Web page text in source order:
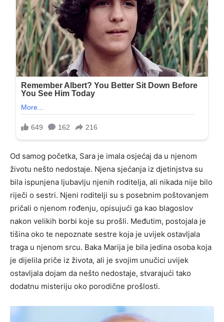
Od samog početka, Sara je imala osjećaj da u njenom
životu nešto nedostaje. Njena sjećanja iz djetinjstva su
bila ispunjena ljubavlju njenih roditelja, ali nikada nije bilo
riječi o sestri. Njeni roditelji su s posebnim poštovanjem
pričali o njenom rođenju, opisujući ga kao blagoslov
nakon velikih borbi koje su prošli. Međutim, postojala je
tišina oko te nepoznate sestre koja je uvijek ostavljala
traga u njenom srcu. Baka Marija je bila jedina osoba koja
je dijelila priče iz života, ali je svojim unučici uvijek
ostavljala dojam da nešto nedostaje, stvarajući tako
dodatnu misteriju oko porodične prošlosti.